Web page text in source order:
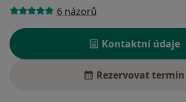
6 názorů
Kontaktní údaje
Rezervovat termín